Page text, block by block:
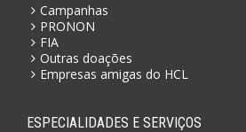
Campanhas
PRONON
FIA
Outras doações
Empresas amigas do HCL
ESPECIALIDADES E SERVIÇOS